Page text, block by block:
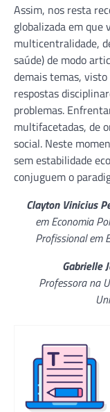
Assim, nos resta
globalizada em que
multicentralidade,
saúde) de modo
demais temas,
respostas
problemas.
multifacetadas, de
social. Neste
sem estabilidade
conjuguem o
Clayton Vinicius
em Economia
Profissional em
Gabrielle
Professora na